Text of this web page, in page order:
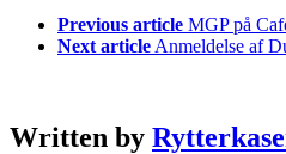
Previous article MGP på
Next article Anmeldelse af
Written by